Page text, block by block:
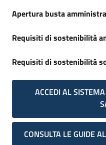
Apertura busta
Requisiti di sostenibilità
Requisiti di sostenibilità
ACCEDI AL
CONSULTA LE GUIDE